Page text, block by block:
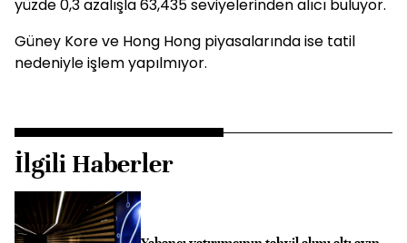
yüzde 0,3 azalışla 63,435 seviyelerinden alıcı buluyor.
Güney Kore ve Hong Hong piyasalarında ise tatil
nedeniyle işlem yapılmıyor.
İlgili Haberler